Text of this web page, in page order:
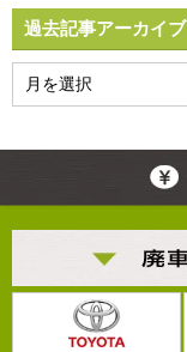
過去記事アーカイブ